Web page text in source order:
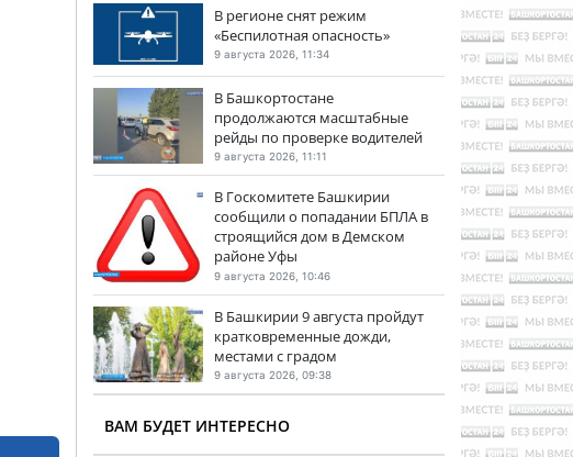
В регионе снят режим
«Беспилотная опасность»
9 августа 2026, 11:34
В Башкортостане
продолжаются масштабные
рейды по проверке водителей
9 августа 2026, 11:11
В Госкомитете Башкирии
сообщили о попадании БПЛА в
строящийся дом в Демском
районе Уфы
9 августа 2026, 10:46
В Башкирии 9 августа пройдут
кратковременные дожди,
местами с градом
9 августа 2026, 09:38
ВАМ БУДЕТ ИНТЕРЕСНО